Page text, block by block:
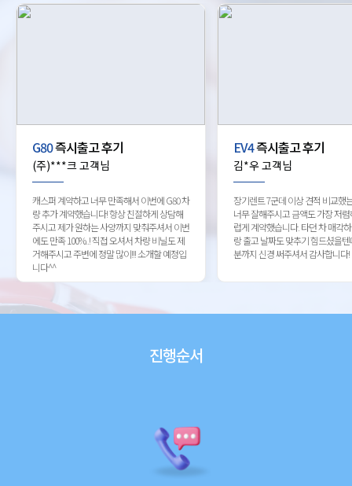
G80즉시출고 후기
(주)***크 고객님
캐스퍼 계약하고 너무 만족해서 이번에 G80 차
량 추가 계약했습니다! 항상 친절하게 상담해
주시고 제가 원하는 사양까지 맞춰주셔서 이번
에도 만족 100%..! 직접 오셔서 차량 비닐도 제
거해주시고 주변에 정말 많이!!! 소개할 예정입
니다^^
EV4즉시출고 후기
김*우 고객님
장기렌트 7군데 이상 견적 비교했
너무 잘해주시고 금액도 가장 저
럽게 계약했습니다. 타던 차 매각
랑 출고 날짜도 맞추기 힘드셨을
분까지 신경 써주셔서 감사합니다!
진행순서